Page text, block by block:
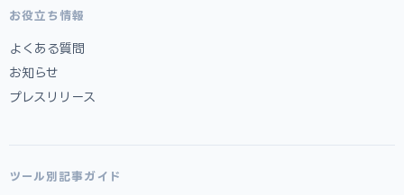
お役立ち情報
よくある質問
お知らせ
プレスリリース
ツール別記事ガイド